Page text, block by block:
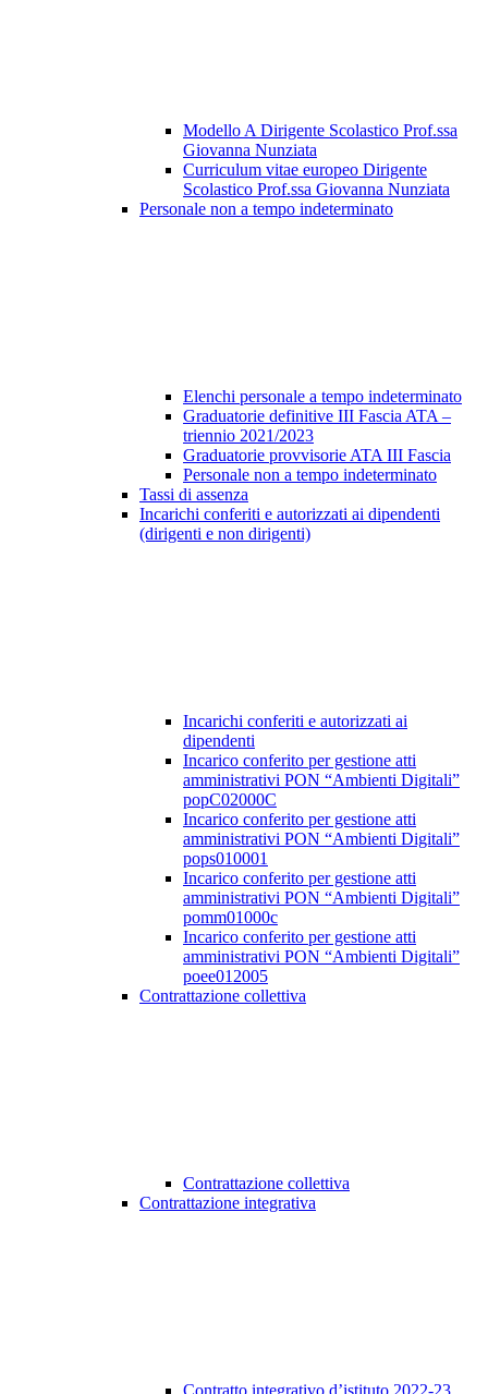
Modello A Dirigente Scolastico Prof.ssa
Giovanna Nunziata
Curriculum vitae europeo Dirigente
Scolastico Prof.ssa Giovanna Nunziata
Personale non a tempo indeterminato
Elenchi personale a tempo indeterminato
Graduatorie definitive III Fascia ATA –
triennio 2021/2023
Graduatorie provvisorie ATA III Fascia
Personale non a tempo indeterminato
Tassi di assenza
Incarichi conferiti e autorizzati ai dipendenti
(dirigenti e non dirigenti)
Incarichi conferiti e autorizzati ai
dipendenti
Incarico conferito per gestione atti
amministrativi PON “Ambienti Digitali”
popC02000C
Incarico conferito per gestione atti
amministrativi PON “Ambienti Digitali”
pops010001
Incarico conferito per gestione atti
amministrativi PON “Ambienti Digitali”
pomm01000c
Incarico conferito per gestione atti
amministrativi PON “Ambienti Digitali”
poee012005
Contrattazione collettiva
Contrattazione collettiva
Contrattazione integrativa